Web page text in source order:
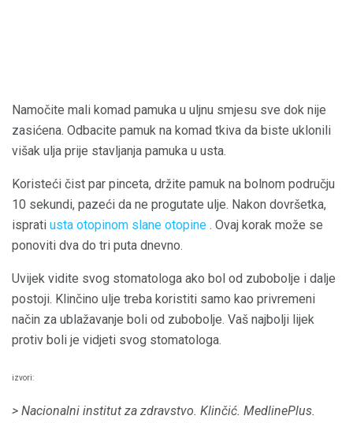
Namočite mali komad pamuka u uljnu smjesu sve dok nije
zasićena. Odbacite pamuk na komad tkiva da biste uklonili
višak ulja prije stavljanja pamuka u usta.
Koristeći čist par pinceta, držite pamuk na bolnom području
10 sekundi, pazeći da ne progutate ulje. Nakon dovršetka,
isprati usta otopinom slane otopine . Ovaj korak može se
ponoviti dva do tri puta dnevno.
Uvijek vidite svog stomatologa ako bol od zubobolje i dalje
postoji. Klinčino ulje treba koristiti samo kao privremeni
način za ublažavanje boli od zubobolje. Vaš najbolji lijek
protiv boli je vidjeti svog stomatologa.
izvori:
> Nacionalni institut za zdravstvo. Klinčić. MedlinePlus.